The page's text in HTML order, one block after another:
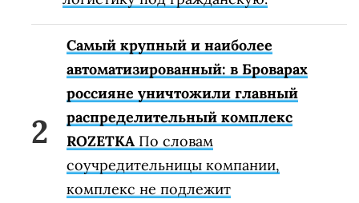
Самый крупный и наиболее
автоматизированный: в Броварах
россияне уничтожили главный
распределительный комплекс
ROZETKA По словам
соучредительницы компании,
комплекс не подлежит